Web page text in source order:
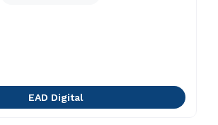
EAD Digital